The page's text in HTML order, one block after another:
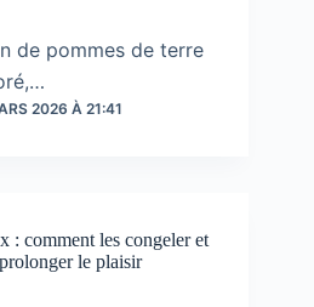
de pommes de terre
2026 À 21:41
: comment les congeler et
le plaisir